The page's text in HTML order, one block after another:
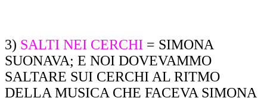
3) SALTI NEI CERCHI = SIMONA
SUONAVA; E NOI DOVEVAMMO
SALTARE SUI CERCHI AL RITMO
DELLA MUSICA CHE FACEVA SIMONA